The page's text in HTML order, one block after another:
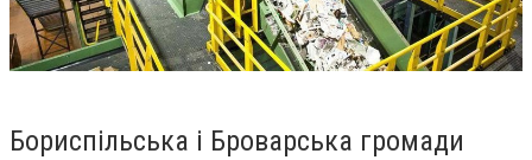
Бориспільська і Броварська громади